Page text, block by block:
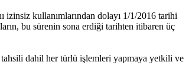
izinsiz kullanımlarından dolayı 1/1/2016 tarihi
bu sürenin sona erdiği tarihten itibaren üç
tahsili dahil her türlü işlemleri yapmaya yetkili ve